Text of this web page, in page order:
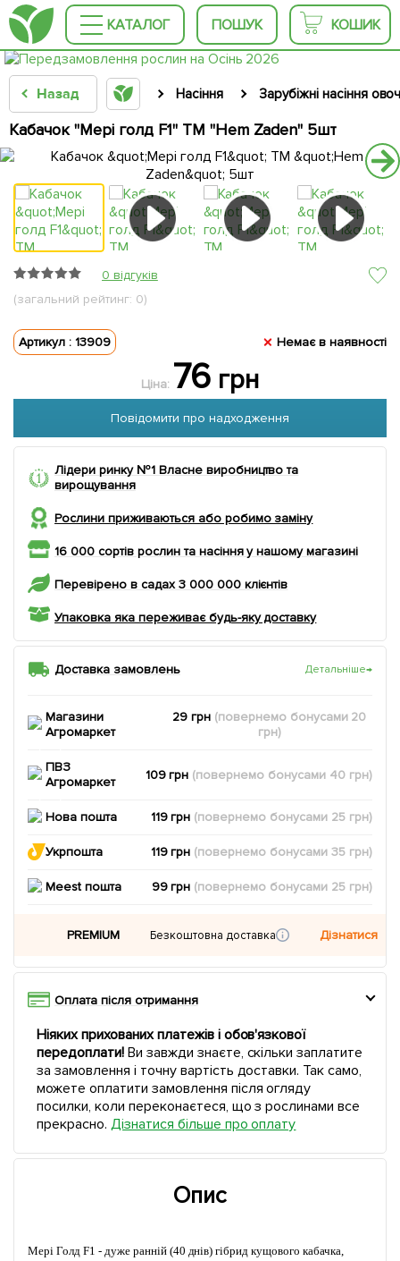
КАТАЛОГ ПОШУК КОШИК
Назад Насіння Зарубіжні насіння
Кабачок "Мері голд F1" ТМ "Hem Zaden" 5шт
0 відгуків
(загальний рейтинг: 0)
Артикул : 13909 Немає в наявності
Ціна: 76 грн
Повідомити про надходження
Лідери ринку №1 Власне виробництво та
вирощування
Рослини приживаються або робимо заміну
16 000 сортів рослин та насіння у нашому магазині
Перевірено в садах 3 000 000 клієнтів
Упаковка яка переживає будь-яку доставку
Доставка замовлень Детальніше→
Магазини
Агромаркет
29 грн (повернемобонусами 20
грн)
ПВЗ
Агромаркет
109 грн (повернемо бонусами 40 грн)
Нова пошта 119 грн (повернемо бонусами 25 грн)
Укрпошта 119 грн (повернемо бонусами35 грн)
Meest пошта 99 грн (повернемо бонусами 25 грн)
PREMIUM Безкоштовна доставка Дізнатися
Оплата після отримання
Ніяких прихованих платежів і обов'язкової
передоплати!Ви завжди знаєте, скільки заплатите
за замовлення і точну вартість доставки. Так само,
можете оплатити замовлення після огляду
посилки, коли переконаєтеся, що з рослинами все
прекрасно. Дізнатися більше про оплату
Опис
Мері Голд F1 - дуже ранній (40 днів) гібрид кущового кабачка,